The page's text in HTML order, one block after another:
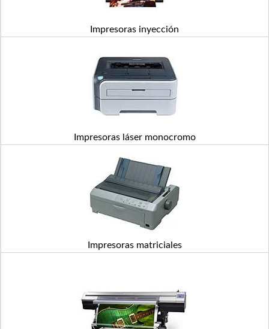
Impresoras inyección
Impresoras láser monocromo
Impresoras matriciales